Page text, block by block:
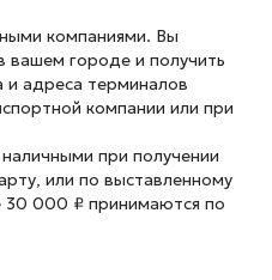
компаниями. Вы
вашем городе и получить
и адреса терминалов
компании или при
при получении
или по выставленному
30 000 ₽ принимаются по